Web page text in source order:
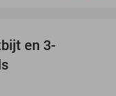
en 3-